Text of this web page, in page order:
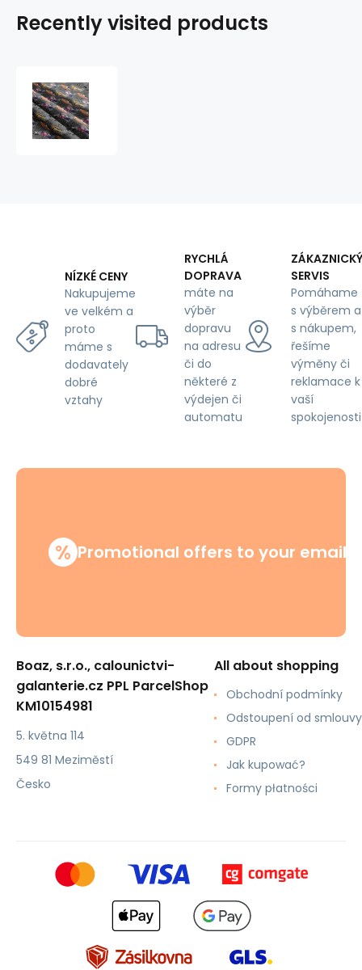
Recently visited products
NÍZKÉ CENY
Nakupujeme
ve velkém a
proto
máme s
dodavately
dobré
vztahy
RYCHLÁ
DOPRAVA
máte na
výběr
dopravu
na adresu
či do
některé z
výdejen či
automatu
ZÁKAZNICKÝ
SERVIS
Pomáhame
s výběrem a
s nákupem,
řešíme
výměny či
reklamace k
vaší
spokojenosti
% Promotional offers to your email
Boaz, s.r.o., calounictvi-
galanterie.cz PPL ParcelShop
KM10154981
5. května 114
549 81 Meziměstí
Česko
All about shopping
Obchodní podmínky
Odstoupení od smlouvy
GDPR
Jak kupować?
Formy płatności